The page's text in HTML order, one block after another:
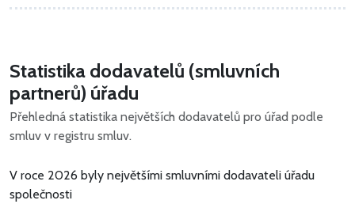
Statistika dodavatelů (smluvních
partnerů) úřadu
Přehledná statistika největších dodavatelů pro úřad podle
smluv v registru smluv.
V roce 2026 byly největšími smluvními dodavateli úřadu
společnosti